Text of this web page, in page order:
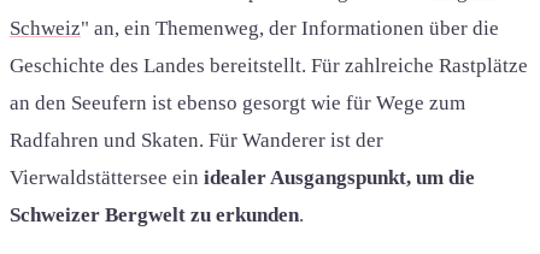
Schweiz" an, ein Themenweg, der Informationen über die
Geschichte des Landes bereitstellt. Für zahlreiche Rastplätze
an den Seeufern ist ebenso gesorgt wie für Wege zum
Radfahren und Skaten. Für Wanderer ist der
Vierwaldstättersee ein idealer Ausgangspunkt, um die
Schweizer Bergwelt zu erkunden.